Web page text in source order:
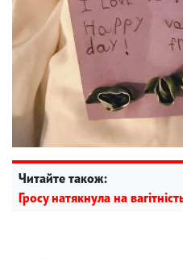
Читайте також:
Гросу натякнула на